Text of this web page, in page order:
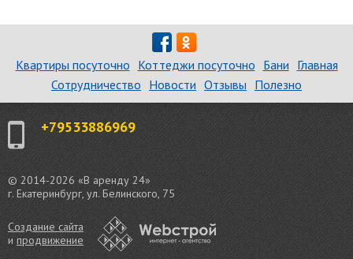
Квартиры посуточно Коттеджи посуточно Бани Главная
Сотрудничество Новости Отзывы Полезно
+79533886969
© 2014-2026 «В аренду 24»
г. Екатеринбург, ул. Белинского, 75
Создание сайта
и продвижение